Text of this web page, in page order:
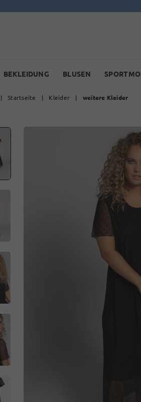
BEKLEIDUNG BLUSEN
| Startseite | Kleider | weitere Kleider